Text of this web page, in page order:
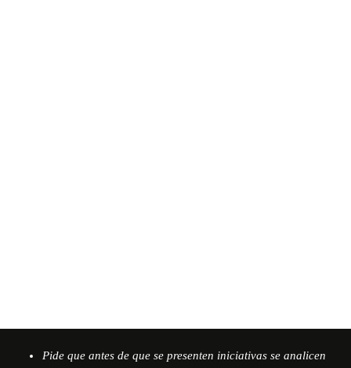
Pide que antes de que se presenten iniciativas se analicen